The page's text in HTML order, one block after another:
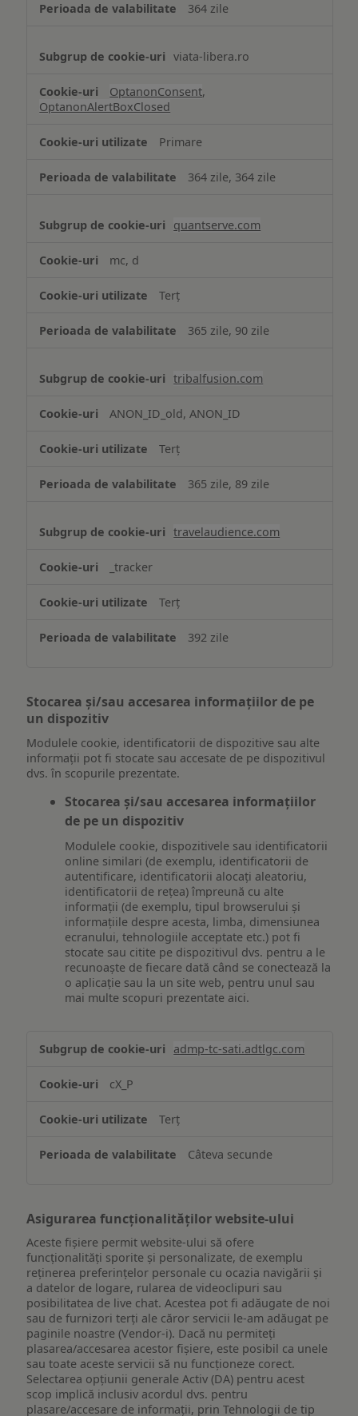
364 zile
viata-libera.ro
OptanonConsent,
OptanonAlertBoxClosed
Primare
364 zile, 364 zile
quantserve.com
mc, d
Terț
365 zile, 90 zile
tribalfusion.com
ANON_ID_old, ANON_ID
Terț
365 zile, 89 zile
travelaudience.com
_tracker
Terț
392 zile
Stocarea și/sau accesarea informațiilor de pe
un dispozitiv
Modulele cookie, identificatorii de dispozitive sau alte
informații pot fi stocate sau accesate de pe dispozitivul
dvs. în scopurile prezentate.
Stocarea și/sau accesarea informațiilor
de pe un dispozitiv
Modulele cookie, dispozitivele sau identificatorii
online similari (de exemplu, identificatorii de
autentificare, identificatorii alocați aleatoriu,
identificatorii de rețea) împreună cu alte
informații (de exemplu, tipul browserului și
informațiile despre acesta, limba, dimensiunea
ecranului, tehnologiile acceptate etc.) pot fi
stocate sau citite pe dispozitivul dvs. pentru a le
recunoaște de fiecare dată când se conectează la
o aplicație sau la un site web, pentru unul sau
mai multe scopuri prezentate aici.
și/sau
informațiilor
pe
dispozitiv
admp-tc-sati.adtlgc.com
cX_P
Terț
Câteva secunde
Asigurarea funcționalităților website-ului
Aceste fișiere permit website-ului să ofere
funcționalități sporite și personalizate, de exemplu
reţinerea preferinţelor personale cu ocazia navigării și
a datelor de logare, rularea de videoclipuri sau
posibilitatea de live chat. Acestea pot fi adăugate de noi
sau de furnizori terți ale căror servicii le-am adăugat pe
paginile noastre (Vendor-i). Dacă nu permiteți
plasarea/accesarea acestor fișiere, este posibil ca unele
sau toate aceste servicii să nu funcționeze corect.
Selectarea opțiunii generale Activ (DA) pentru acest
scop implică inclusiv acordul dvs. pentru
plasare/accesare de informații, prin Tehnologii de tip